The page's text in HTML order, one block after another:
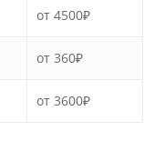
от 4500₽
от 360₽
от 3600₽